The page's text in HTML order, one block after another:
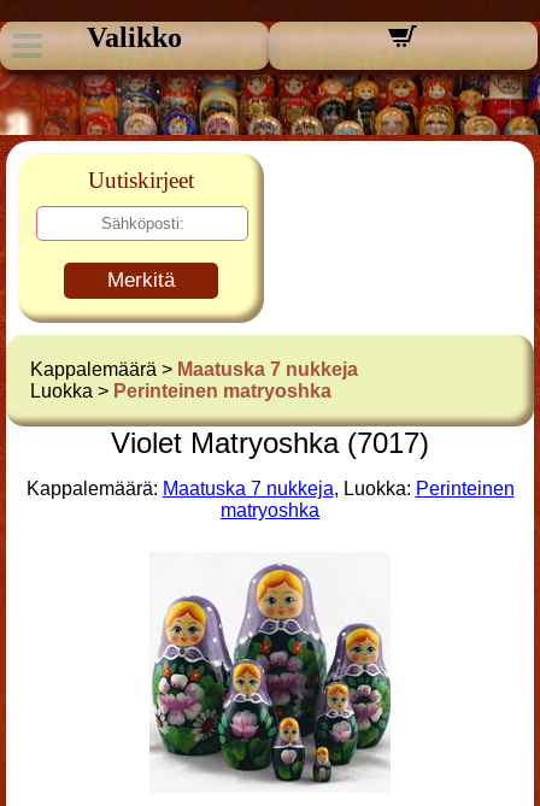
Valikko
Uutiskirjeet
Merkitä
Kappalemäärä > Maatuska 7 nukkeja
Luokka > Perinteinen matryoshka
Violet Matryoshka (7017)
Kappalemäärä: Maatuska 7 nukkeja, Luokka: Perinteinen
matryoshka